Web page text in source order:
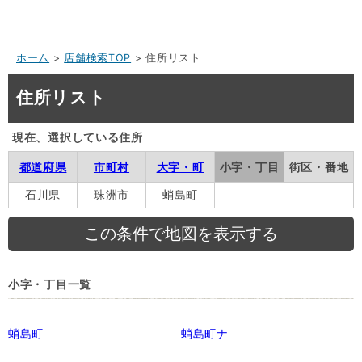
ホーム > 店舗検索TOP > 住所リスト
住所リスト
現在、選択している住所
都道府県 市町村 大字・町 小字・丁目
街区・番地
石川県
珠洲市 蛸島町
小字・丁目一覧
蛸島町 蛸島町ナ